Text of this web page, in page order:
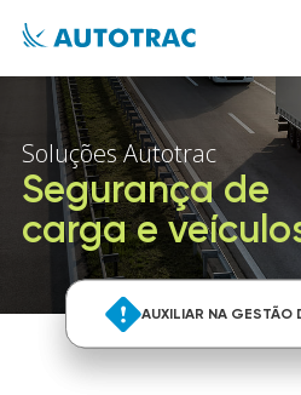
Soluções Autotrac
Segurança de
carga e
AUXILIAR NA GESTÃO
AUXILIAR NA GESTÃO